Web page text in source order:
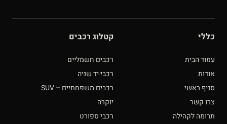
כללי
עמוד הבית
אודות
סניף ראשי
צרו קשר
תרומה לקהילה
קטלוג רכבים
רכבים חשמליים
רכבי יד שניה
רכבים משפחתיים – SUV
יוקרה
רכבי ספורט